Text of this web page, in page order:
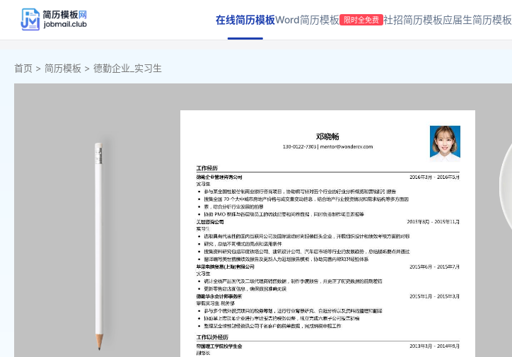
在线简历模板Word简历模板 限时全免费 社招简历模板应届生简历模板
首页 > 简历模板 > 德勤企业_实习生